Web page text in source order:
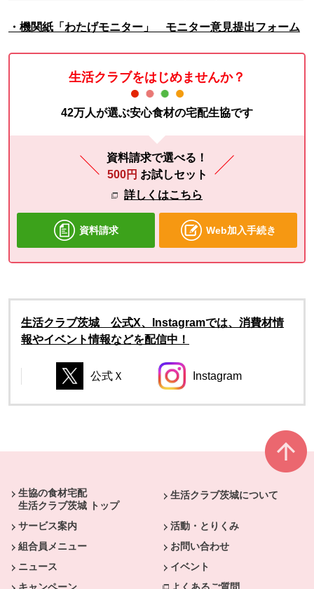
・機関紙「わたげモニター」 モニター意見提出フォーム
生活クラブをはじめませんか？
42万人が選ぶ安心食材の宅配生協です
資料請求で選べる！
500円 お試しセット
詳しくはこちら
資料請求 Web加入手続き
生活クラブ茨城 公式X、Instagramでは、消費材情
報やイベント情報などを配信中！
別のウィンドウで開きます。
公式Ｘ
別のウィンドウで開きます。
別のウィンドウで開きます。
Instagram
別のウィンドウで開
生協の食材宅配
生活クラブ茨城 トップ
生活クラブ茨城について
サービス案内
活動・とりくみ
組合員メニュー
お問い合わせ
ニュース
イベント